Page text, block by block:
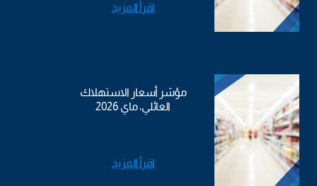
اقرأ المزيد
مؤشر أسعار الاستهلاك
العائلي، ماي 2026
اقرأ المزيد